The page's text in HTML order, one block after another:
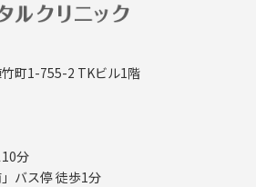
町1-755-2 TKビル1階
分
バス停 徒歩1分